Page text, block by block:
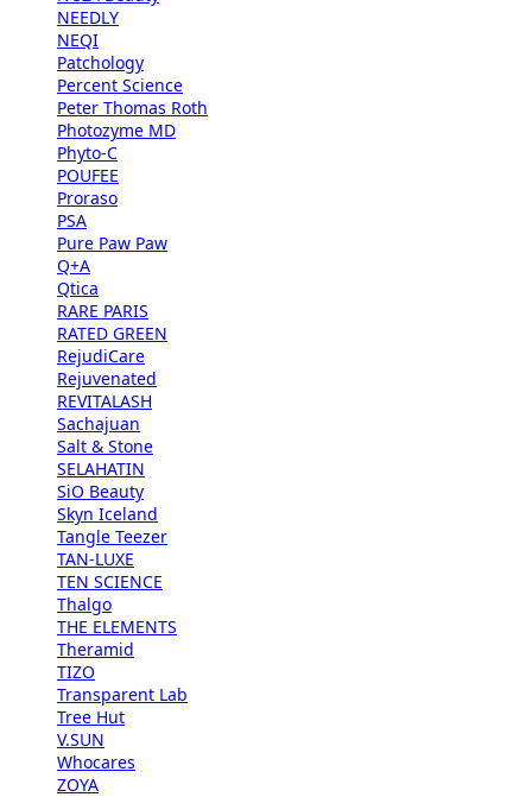
NEEDLY
NEQI
Patchology
Percent Science
Peter Thomas Roth
Photozyme MD
Phyto-C
POUFEE
Proraso
PSA
Pure Paw Paw
Q+A
Qtica
RARE PARIS
RATED GREEN
RejudiCare
Rejuvenated
REVITALASH
Sachajuan
Salt & Stone
SELAHATIN
SiO Beauty
Skyn Iceland
Tangle Teezer
TAN-LUXE
TEN SCIENCE
Thalgo
THE ELEMENTS
Theramid
TIZO
Transparent Lab
Tree Hut
V.SUN
Whocares
ZOYA